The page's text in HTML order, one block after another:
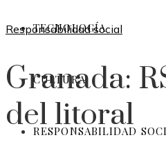
TECNOLOGÍA
CULTURA
RESPONSABILIDAD
Responsabilidad social
Granada:
del litoral